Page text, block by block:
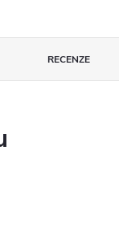
RECENZE